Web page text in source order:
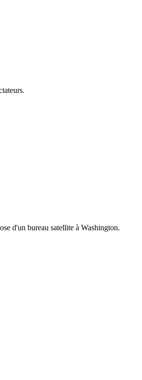
d'un bureau satellite à Washington.